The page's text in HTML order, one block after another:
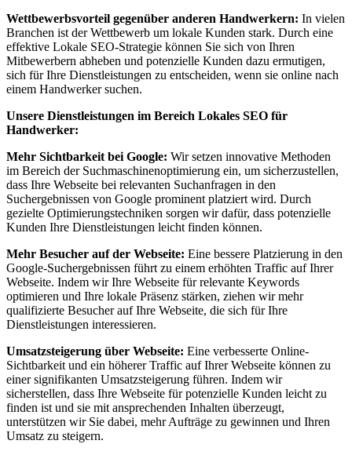
Wettbewerbsvorteil gegenüber anderen Handwerkern: In vielen
Branchen ist der Wettbewerb um lokale Kunden stark. Durch eine
effektive Lokale SEO-Strategie können Sie sich von Ihren
Mitbewerbern abheben und potenzielle Kunden dazu ermutigen,
sich für Ihre Dienstleistungen zu entscheiden, wenn sie online nach
einem Handwerker suchen.
Unsere Dienstleistungen im Bereich Lokales SEO für
Handwerker:
Mehr Sichtbarkeit bei Google: Wir setzen innovative Methoden
im Bereich der Suchmaschinenoptimierung ein, um sicherzustellen,
dass Ihre Webseite bei relevanten Suchanfragen in den
Suchergebnissen von Google prominent platziert wird. Durch
gezielte Optimierungstechniken sorgen wir dafür, dass potenzielle
Kunden Ihre Dienstleistungen leicht finden können.
Mehr Besucher auf der Webseite: Eine bessere Platzierung in den
Google-Suchergebnissen führt zu einem erhöhten Traffic auf Ihrer
Webseite. Indem wir Ihre Webseite für relevante Keywords
optimieren und Ihre lokale Präsenz stärken, ziehen wir mehr
qualifizierte Besucher auf Ihre Webseite, die sich für Ihre
Dienstleistungen interessieren.
Umsatzsteigerung über Webseite: Eine verbesserte Online-
Sichtbarkeit und ein höherer Traffic auf Ihrer Webseite können zu
einer signifikanten Umsatzsteigerung führen. Indem wir
sicherstellen, dass Ihre Webseite für potenzielle Kunden leicht zu
finden ist und sie mit ansprechenden Inhalten überzeugt,
unterstützen wir Sie dabei, mehr Aufträge zu gewinnen und Ihren
Umsatz zu steigern.